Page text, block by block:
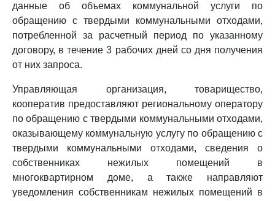
данные об объемах коммунальной услуги по
обращению с твердыми коммунальными отходами,
потребленной за расчетный период по указанному
договору, в течение 3 рабочих дней со дня получения
от них запроса.
Управляющая организация, товарищество,
кооператив предоставляют региональному оператору
по обращению с твердыми коммунальными отходами,
оказывающему коммунальную услугу по обращению с
твердыми коммунальными отходами, сведения о
собственниках нежилых помещений в
многоквартирном доме, а также направляют
уведомления собственникам нежилых помещений в